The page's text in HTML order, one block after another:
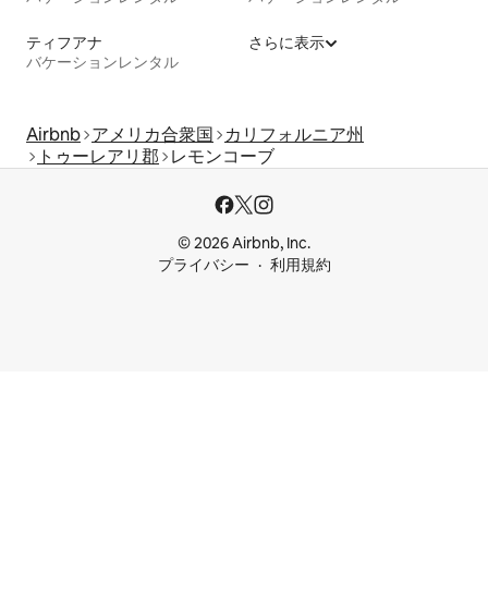
ティフアナ
バケーションレンタル
さらに表示
Airbnb アメリカ合衆国
カリフォルニア州
トゥーレアリ郡
レモンコーブ
© 2026 Airbnb, Inc.
プライバシー
利用規約